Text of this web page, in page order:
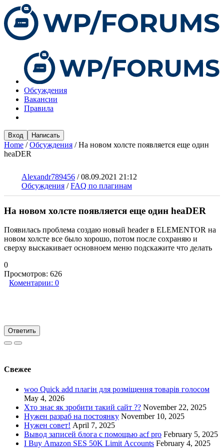
Обсуждения
Вакансии
Правила
Вход Написать
Home /Обсуждения /На новом холсте появляется еще один
heaDER
Alexandr789456 /08.09.2021 21:12
Обсуждения /FAQ по плагинам
На новом холсте появляется еще один heaDER
Появилась проблема создаю новый header в ELEMENTOR на
новом холсте все было хорошо, потом после сохраняю и
сверху выскакивает основноем меню подскажите что делать
0
Просмотров: 626
Коментарии: 0
Ответить
Свежее
woo Quick add плагін для розміщення товарів голосом
May 4, 2026
Хто знає як зробити такий сайт ?? November 22, 2025
Нужен разраб на постоянку November 10, 2025
Нужен совет! April 7, 2025
Вывод записей блога с помощью acf pro February 5, 2025
I Buy Amazon SES 50K Limit Accounts February 4, 2025